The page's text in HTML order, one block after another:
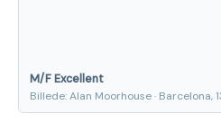
M/F Excellent
Billede: Alan Moorhouse · Barcelona,